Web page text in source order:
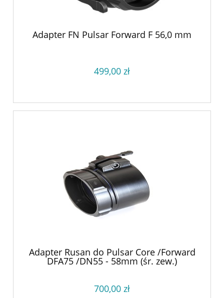
Adapter FN Pulsar Forward F 56,0 mm
499,00 zł
Adapter Rusan do Pulsar Core /Forward
DFA75 /DN55 - 58mm (śr. zew.)
700,00 zł